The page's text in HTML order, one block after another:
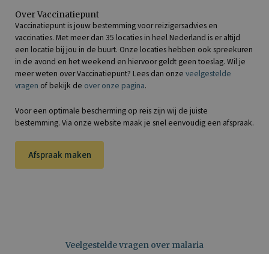
Over Vaccinatiepunt
Vaccinatiepunt is jouw bestemming voor reizigersadvies en
vaccinaties. Met meer dan 35 locaties in heel Nederland is er altijd
een locatie bij jou in de buurt. Onze locaties hebben ook spreekuren
in de avond en het weekend en hiervoor geldt geen toeslag. Wil je
meer weten over Vaccinatiepunt? Lees dan onze veelgestelde
vragen of bekijk de over onze pagina.
Voor een optimale bescherming op reis zijn wij de juiste
bestemming. Via onze website maak je snel eenvoudig een afspraak.
Afspraak maken
Veelgestelde vragen over malaria